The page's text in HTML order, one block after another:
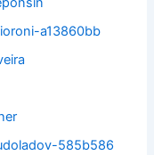
a13860bb
585b586